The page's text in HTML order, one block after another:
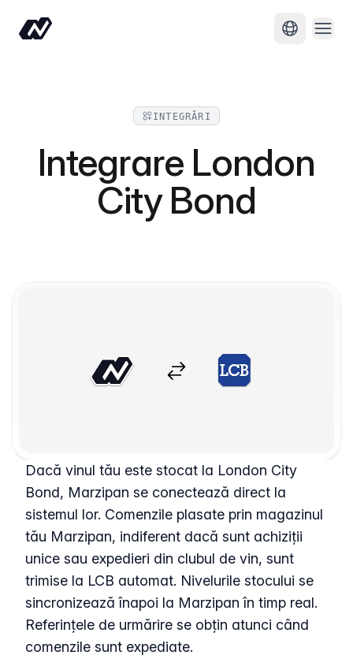
Schimbă
INTEGRĂRI
Integrare London
City Bond
Dacă vinul tău este stocat la London City
Bond, Marzipan se conectează direct la
sistemul lor. Comenzile plasate prin magazinul
tău Marzipan, indiferent dacă sunt achiziții
unice sau expedieri din clubul de vin, sunt
trimise la LCB automat. Nivelurile stocului se
sincronizează înapoi la Marzipan în timp real.
Referințele de urmărire se obțin atunci când
comenzile sunt expediate.